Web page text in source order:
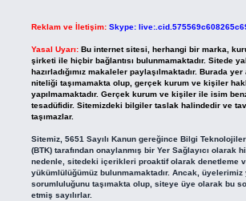
Reklam ve İletişim: Skype:
Yasal Uyarı: Bu internet sitesi, herhangi bir marka,
şirketi ile hiçbir bağlantısı bulunmamaktadır. Sitede
hazırladığımız makaleler paylaşılmaktadır. Burada
niteliği taşımamakta olup, gerçek kurum ve kişiler
yapılmamaktadır. Gerçek kurum ve kişiler ile isim
tesadüfidir. Sitemizdeki bilgiler taslak halindedir ve
taşımazlar.
Sitemiz, 5651 Sayılı Kanun gereğince Bilgi
(BTK) tarafından onaylanmış bir Yer Sağlayıcı olarak
nedenle, sitedeki içerikleri proaktif olarak denetleme
yükümlülüğümüz bulunmamaktadır. Ancak, üyelerimiz
sorumluluğunu taşımakta olup, siteye üye olarak bu
etmiş sayılırlar.